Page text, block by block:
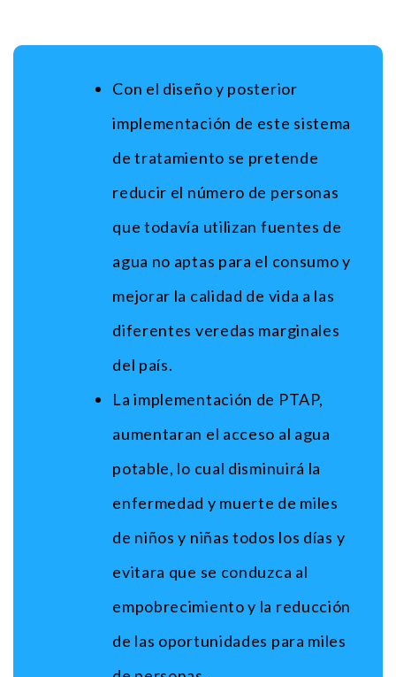
Con el diseño y posterior
implementación de este sistema
de tratamiento se pretende
reducir el número de personas
que todavía utilizan fuentes de
agua no aptas para el consumo y
mejorar la calidad de vida a las
diferentes veredas marginales
del país.
La implementación de PTAP,
aumentaran el acceso al agua
potable, lo cual disminuirá la
enfermedad y muerte de miles
de niños y niñas todos los días y
evitara que se conduzca al
empobrecimiento y la reducción
de las oportunidades para miles